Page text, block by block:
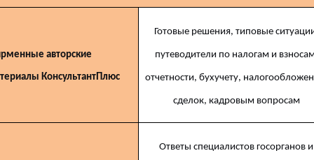
авторские
КонсультантПлюс
Готовые решения, типовые
путеводители по налогам и
отчетности, бухучету,
сделок, кадровым вопросам
Ответы специалистов госорганов и